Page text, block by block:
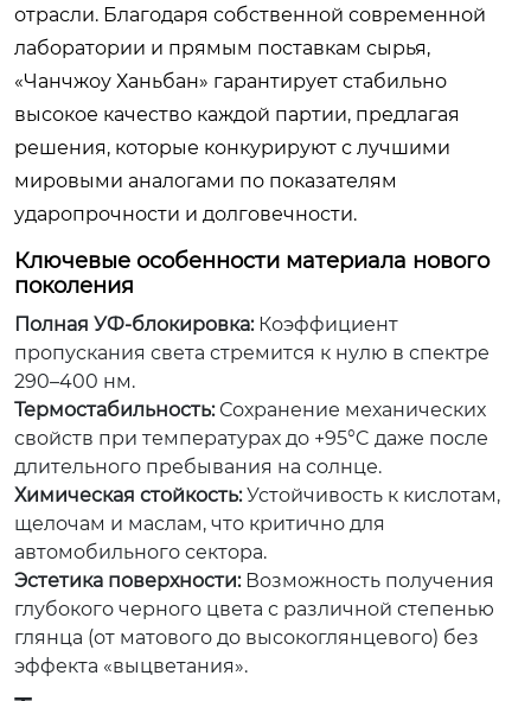
отрасли. Благодаря собственной современной
лаборатории и прямым поставкам сырья,
«Чанчжоу Ханьбан» гарантирует стабильно
высокое качество каждой партии, предлагая
решения, которые конкурируют с лучшими
мировыми аналогами по показателям
ударопрочности и долговечности.
Ключевые особенности материала нового
поколения
Полная УФ-блокировка:Коэффициент
пропускания света стремится к нулю в спектре
290–400 нм.
Термостабильность:Сохранение механических
свойств при температурах до +95°C даже после
длительного пребывания на солнце.
Химическая стойкость:Устойчивость к кислотам,
щелочам и маслам, что критично для
автомобильного сектора.
Эстетика поверхности:Возможность получения
глубокого черного цвета с различной степенью
глянца (от матового до высокоглянцевого) без
эффекта «выцветания».